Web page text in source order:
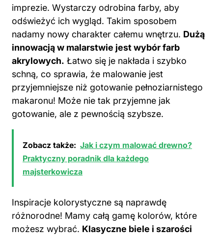
imprezie. Wystarczy odrobina farby, aby
odświeżyć ich wygląd. Takim sposobem
nadamy nowy charakter całemu wnętrzu. Dużą
innowacją w malarstwie jest wybór farb
akrylowych. Łatwo się je nakłada i szybko
schną, co sprawia, że malowanie jest
przyjemniejsze niż gotowanie pełnoziarnistego
makaronu! Może nie tak przyjemne jak
gotowanie, ale z pewnością szybsze.
Zobacz także: Jak i czym malować drewno?
Praktyczny poradnik dla każdego
majsterkowicza
Inspiracje kolorystyczne są naprawdę
różnorodne! Mamy całą gamę kolorów, które
możesz wybrać. Klasyczne biele i szarości